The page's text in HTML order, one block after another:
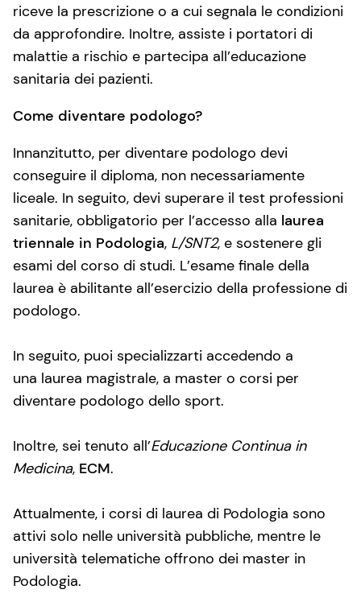
riceve la prescrizione o a cui segnala le condizioni
da approfondire. Inoltre, assiste i portatori di
malattie a rischio e partecipa all’educazione
sanitaria dei pazienti.
Come diventare podologo?
Innanzitutto, per diventare podologo devi
conseguire il diploma, non necessariamente
liceale. In seguito, devi superare il test professioni
sanitarie, obbligatorio per l’accesso alla laurea
triennale in Podologia, L/SNT2, e sostenere gli
esami del corso di studi. L’esame finale della
laurea è abilitante all’esercizio della professione di
podologo.
In seguito, puoi specializzarti accedendo a
una laurea magistrale, a master o corsi per
diventare podologo dello sport.
Inoltre, sei tenuto all’Educazione Continua in
Medicina, ECM.
Attualmente, i corsi di laurea di Podologia sono
attivi solo nelle università pubbliche, mentre le
università telematiche offrono dei master in
Podologia.